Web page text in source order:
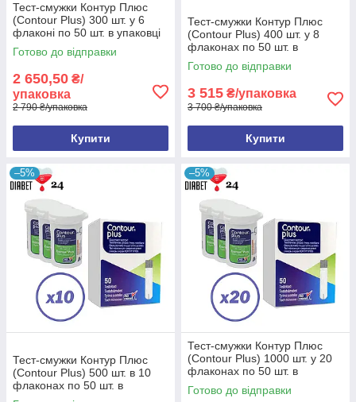
Тест-смужки Контур Плюс
(Contour Plus) 300 шт. у 6
флаконі по 50 шт. в упаковці
Готово до відправки
2 650,50 ₴/
упаковка
2 790 ₴/упаковка
Купити
Тест-смужки Контур Плюс
(Contour Plus) 400 шт. у 8
флаконах по 50 шт. в
упаковці
Готово до відправки
3 515 ₴/упаковка
3 700 ₴/упаковка
Купити
–5%
Тест-смужки Контур Плюс
(Contour Plus) 500 шт. в 10
флаконах по 50 шт. в
упаковці
–5%
Тест-смужки Контур Плюс
(Contour Plus) 1000 шт. у 20
флаконах по 50 шт. в
упаковці
Готово до відправки